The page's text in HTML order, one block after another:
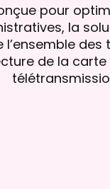
pour
la
l’ensemble
de la